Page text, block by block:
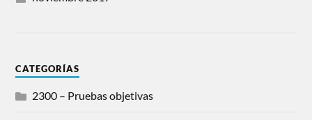
CATEGORÍAS
2300 – Pruebas objetivas